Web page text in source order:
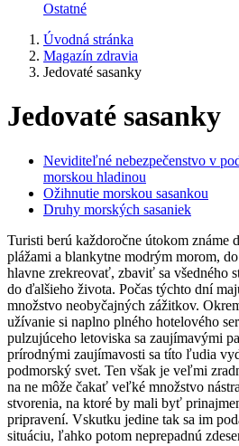
Ostatné
Úvodná stránka
Magazín zdravia
Jedovaté sasanky
Jedovaté sasanky
Neviditeľné nebezpečenstvo v
morskou hladinou
Ožihnutie morskou sasankou
Druhy morských sasaniek
Turisti berú každoročne útokom známe
plážami a blankytne modrým morom,
hlavne zrekreovať, zbaviť sa všedného
do ďalšieho života. Počas týchto dní
množstvo neobyčajných zážitkov.
užívanie si naplno plného hotelového
pulzujúceho letoviska sa zaujímavými
prírodnými zaujímavosti sa títo ľudia
podmorský svet. Ten však je veľmi
na ne môže čakať veľké množstvo
stvorenia, na ktoré by mali byť
pripravení. Vskutku jedine tak sa im
situáciu, ľahko potom neprepadnú